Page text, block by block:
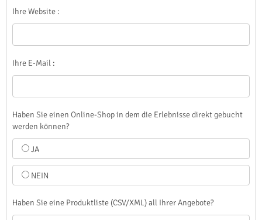
Ihre Website :
Ihre E-Mail :
Haben Sie einen Online-Shop in dem die Erlebnisse direkt gebucht
werden können?
JA
NEIN
Haben Sie eine Produktliste (CSV/XML) all Ihrer Angebote?